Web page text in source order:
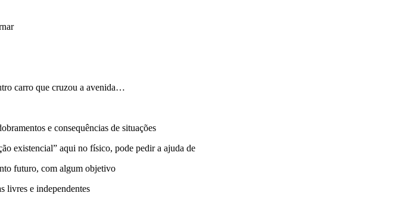
carro que cruzou a avenida…
e consequências de situações
existencial” aqui no físico, pode pedir a ajuda de
futuro, com algum objetivo
livres e independentes